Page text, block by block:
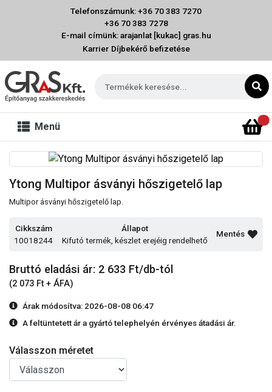
Telefonszámunk: +36 70 383 7270
+36 70 383 7278
E-mail címünk: arajanlat [kukac] gras.hu
Karrier Díjbekérő befizetése
Menü
Ytong Multipor ásványi hőszigetelő lap
Multipor ásványi hőszigetelő lap.
Cikkszám
10018244
Állapot
Kifutó termék, készlet erejéig rendelhető
Mentés
Bruttó eladási ár: 2 633 Ft/db-tól
(2 073 Ft + ÁFA)
Árak módosítva: 2026-08-08 06:47
A feltüntetett ár a gyártó telephelyén érvényes átadási ár.
Válasszon méretet